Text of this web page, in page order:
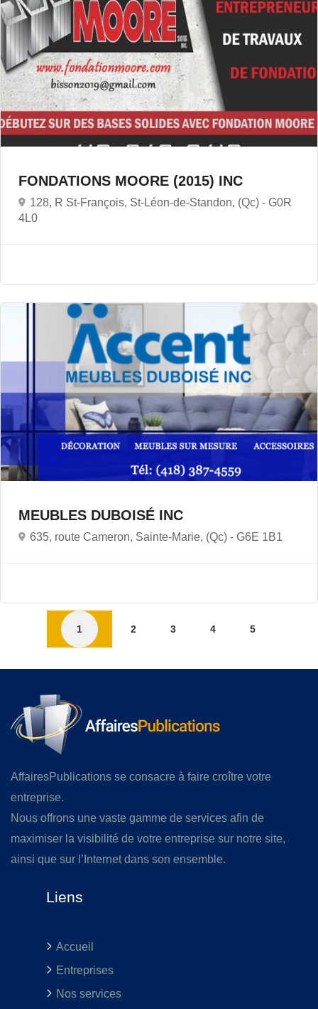
FONDATIONS MOORE (2015) INC
128, R St-François, St-Léon-de-Standon, (Qc) - G0R
4L0
MEUBLES DUBOISÉ INC
635, route Cameron, Sainte-Marie, (Qc) - G6E 1B1
1 2 3 4 5
AffairesPublications se consacre à faire croître votre
entreprise.
Nous offrons une vaste gamme de services afin de
maximiser la visibilité de votre entreprise sur notre site,
ainsi que sur l’Internet dans son ensemble.
Liens
Accueil
Entreprises
Nos services